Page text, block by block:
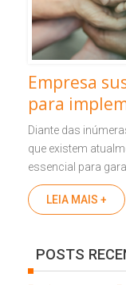
Empresa
para
Diante das
que existem
essencial para
LEIA MAIS +
POSTS